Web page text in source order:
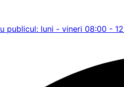
publicul: luni - vineri 08:00 -